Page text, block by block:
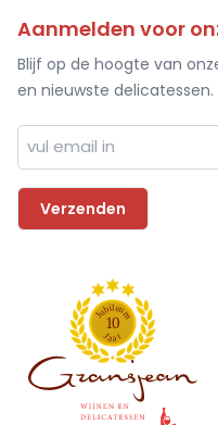
Aanmelden voor
Blijf op de hoogte van
en nieuwste delicatessen.
J
ubileum
10
Jaar